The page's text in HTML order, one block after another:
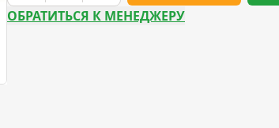
ОБРАТИТЬСЯ К МЕНЕДЖЕРУ